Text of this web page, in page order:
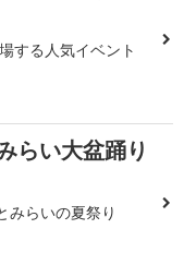
する人気イベント
らい大盆踊り
みらいの夏祭り